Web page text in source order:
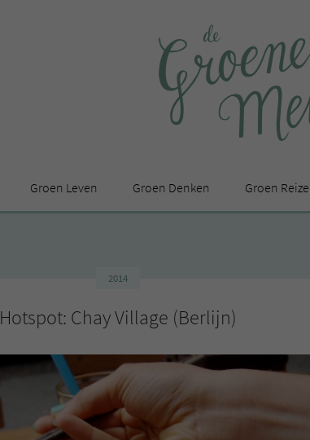
Groen Leven Groen Denken Groen
2014
Hotspot: Chay Village (Berlijn)